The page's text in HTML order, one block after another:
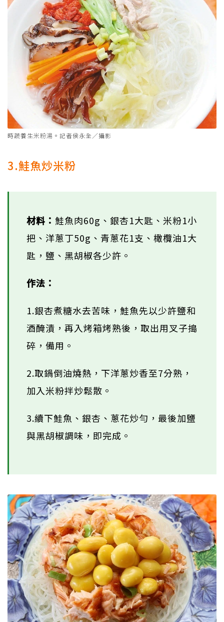
時蔬養生米粉湯。記者侯永全／攝影
3.鮭魚炒米粉
材料： 鮭魚肉60g、銀杏1大匙、米粉1小
把、洋蔥丁50g、青蔥花1支、橄欖油1大
匙，鹽、黑胡椒各少許。
作法：
1.銀杏煮糖水去苦味，鮭魚先以少許鹽和
酒醃漬，再入烤箱烤熟後，取出用叉子搗
碎，備用。
2.取鍋倒油燒熱，下洋蔥炒香至7分熟，
加入米粉拌炒鬆散。
3.續下鮭魚、銀杏、蔥花炒勻，最後加鹽
與黑胡椒調味，即完成。